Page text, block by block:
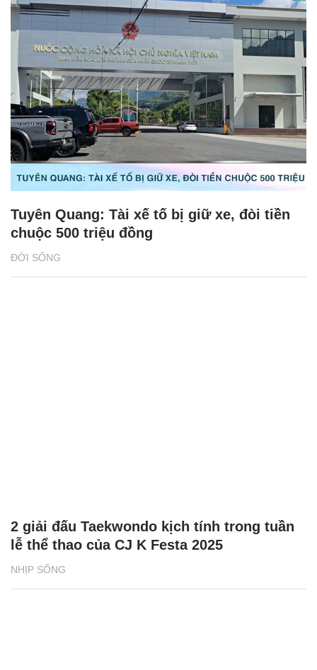
ĐỜI SỐNG
Tuyên Quang: Tài xế tố bị giữ xe, đòi tiền
chuộc 500 triệu đồng
NHỊP SỐNG
2 giải đấu Taekwondo kịch tính trong tuần
lễ thể thao của CJ K Festa 2025